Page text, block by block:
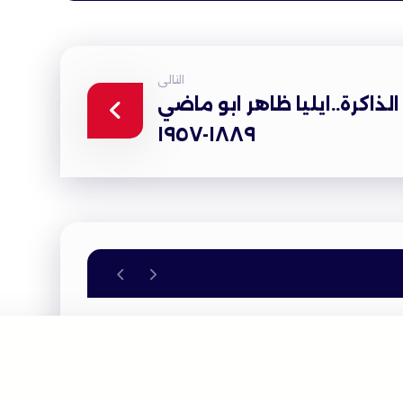
التالى
الذاكرة..ايليا ظاهر ابو ماضي
١٨٨٩-١٩٥٧